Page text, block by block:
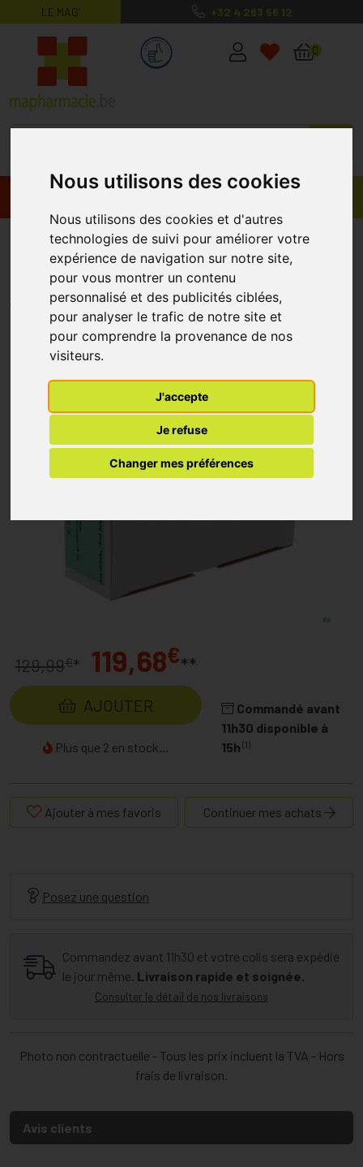
Nous utilisons des cookies
Nous utilisons des cookies et d'autres
technologies de suivi pour améliorer votre
expérience de navigation sur notre site,
pour vous montrer un contenu
personnalisé et des publicités ciblées,
pour analyser le trafic de notre site et
pour comprendre la provenance de nos
visiteurs.
J'accepte
Je refuse
Changer mes préférences
LE MAG’ +32 4 263 56 12
MaPharmacie.be ma santé, mes
0
Conveen Tampon Anal Ref 1451
20 Pièce
COLOPLAST
129,99€* 119,68€**
AJOUTER
Plus que 2 en stock...
Commandé avant
11h30 disponible à
15h (1)
Ajouter à mes favoris Continuer mes achats
Posez une question
Commandez avant 11h30 et votre colis sera expédié
le jour même. Livraison rapide et soignée.
Consulter le détail de nos livraisons
Photo non contractuelle - Tous les prix incluent la TVA - Hors
frais de livraison.
Avis clients